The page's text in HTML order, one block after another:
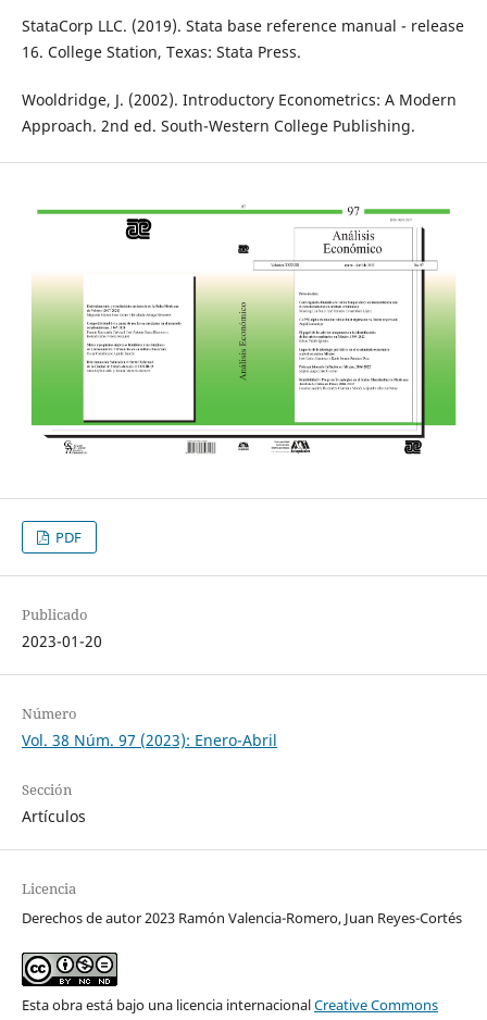
StataCorp LLC. (2019). Stata base reference manual - release
16. College Station, Texas: Stata Press.
Wooldridge, J. (2002). Introductory Econometrics: A Modern
Approach. 2nd ed. South-Western College Publishing.
PDF
Publicado
2023-01-20
Número
Vol. 38 Núm. 97 (2023): Enero-Abril
Sección
Artículos
Licencia
Derechos de autor 2023 Ramón Valencia-Romero, Juan Reyes-Cortés
Esta obra está bajo una licencia internacionalCreative Commons